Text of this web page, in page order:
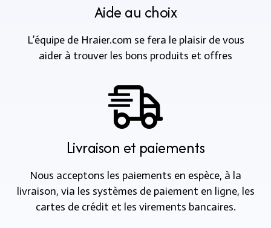
Aide au choix
L’équipe de Hraier.com se fera le plaisir de vous
aider à trouver les bons produits et offres
Livraison et paiements
Nous acceptons les paiements en espèce, à la
livraison, via les systèmes de paiement en ligne, les
cartes de crédit et les virements bancaires.